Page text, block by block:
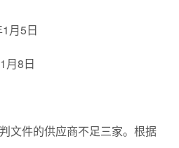
月5日
月8日
文件的供应商不足三家。根据